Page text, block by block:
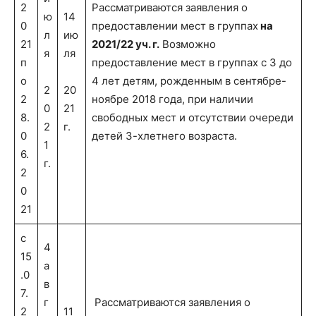
2
0
21
п
о
2
8.
0
6.
2
0
21
ю
л
я
2
0
2
1
г.
14
ию
ля
20
21
г.
Рассматриваются заявления о
предоставлении мест в группахна
2021/22 уч. г.Возможно
предоставление мест в группах с 3 до
4 лет детям, рожденным в сентябре-
ноябре 2018 года, при наличии
свободных мест и отсутствии очереди
детей 3-хлетнего возраста.
с
15
.0
7.
2
4
а
в
г
11
Рассматриваются заявления о